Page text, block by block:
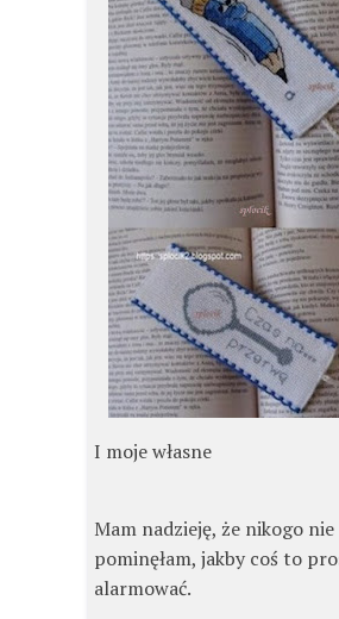
I moje własne
Mam nadzieję, że nikogo nie
pominęłam, jakby coś to
alarmować.